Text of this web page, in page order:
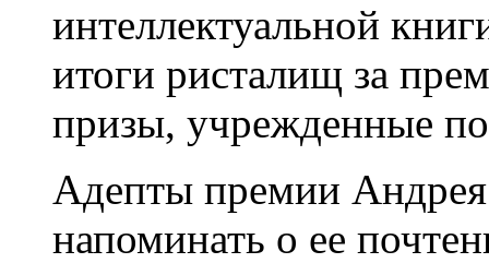
интеллектуальной
итоги ристалищ за
призы, учрежденные
Адепты премии Андрея
напоминать о ее